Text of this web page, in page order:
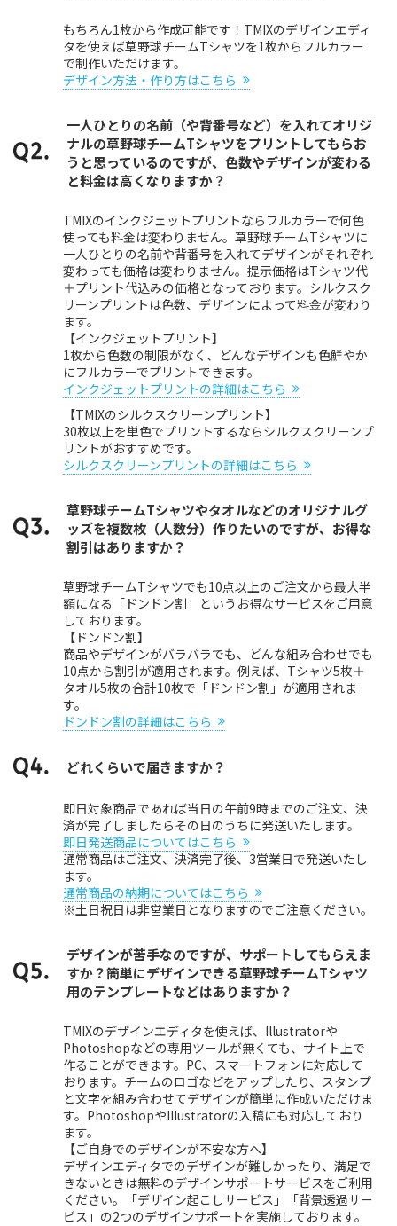
もちろん1枚から作成可能です！TMIXのデザインエディ
タを使えば草野球チームTシャツを1枚からフルカラー
で制作いただけます。
デザイン方法・作り方はこちら
一人ひとりの名前（や背番号など）を入れてオリジ
ナルの草野球チームTシャツをプリントしてもらお
うと思っているのですが、色数やデザインが変わる
と料金は高くなりますか？
TMIXのインクジェットプリントならフルカラーで何色
使っても料金は変わりません。草野球チームTシャツに
一人ひとりの名前や背番号を入れてデザインがそれぞれ
変わっても価格は変わりません。提示価格はTシャツ代
＋プリント代込みの価格となっております。シルクスク
リーンプリントは色数、デザインによって料金が変わり
ます。
【インクジェットプリント】
1枚から色数の制限がなく、どんなデザインも色鮮やか
にフルカラーでプリントできます。
インクジェットプリントの詳細はこちら
【TMIXのシルクスクリーンプリント】
30枚以上を単色でプリントするならシルクスクリーンプ
リントがおすすめです。
シルクスクリーンプリントの詳細はこちら
草野球チームTシャツやタオルなどのオリジナルグ
ッズを複数枚（人数分）作りたいのですが、お得な
割引はありますか？
草野球チームTシャツでも10点以上のご注文から最大半
額になる「ドンドン割」というお得なサービスをご用意
しております。
【ドンドン割】
商品やデザインがバラバラでも、どんな組み合わせでも
10点から割引が適用されます。例えば、Tシャツ5枚＋
タオル5枚の合計10枚で「ドンドン割」が適用されま
す。
ドンドン割の詳細はこちら
どれくらいで届きますか？
即日対象商品であれば当日の午前9時までのご注文、決
済が完了しましたらその日のうちに発送いたします。
即日発送商品についてはこちら
通常商品はご注文、決済完了後、3営業日で発送いたし
ます。
通常商品の納期についてはこちら
※土日祝日は非営業日となりますのでご注意ください。
デザインが苦手なのですが、サポートしてもらえま
すか？簡単にデザインできる草野球チームTシャツ
用のテンプレートなどはありますか？
TMIXのデザインエディタを使えば、Illustratorや
Photoshopなどの専用ツールが無くても、サイト上で
作ることができます。PC、スマートフォンに対応して
おります。チームのロゴなどをアップしたり、スタンプ
と文字を組み合わせてデザインが簡単に作成いただけま
す。PhotoshopやIllustratorの入稿にも対応しており
ます。
【ご自身でのデザインが不安な方へ】
デザインエディタでのデザインが難しかったり、満足で
きないときは無料のデザインサポートサービスをご利用
ください。「デザイン起こしサービス」「背景透過サー
ビス」の2つのデザインサポートを実施しております。